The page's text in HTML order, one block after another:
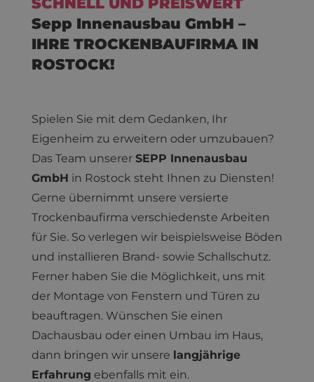
Sepp Innenausbau GmbH –
IHRE TROCKENBAUFIRMA IN
ROSTOCK!
Spielen Sie mit dem Gedanken, Ihr
Eigenheim zu erweitern oder umzubauen?
Das Team unserer SEPP Innenausbau
GmbH in Rostock steht Ihnen zu Diensten!
Gerne übernimmt unsere versierte
Trockenbaufirma verschiedenste Arbeiten
für Sie. So verlegen wir beispielsweise Böden
und installieren Brand- sowie Schallschutz.
Ferner haben Sie die Möglichkeit, uns mit
der Montage von Fenstern und Türen zu
beauftragen. Wünschen Sie einen
Dachausbau oder einen Umbau im Haus,
dann bringen wir unsere langjährige
Erfahrung ebenfalls mit ein.